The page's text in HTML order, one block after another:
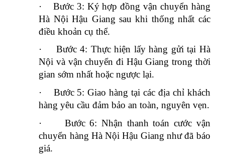
·
Bước 3: Ký hợp đồng vận chuyển hàng
Hà Nội Hậu Giang sau khi thống nhất các
điều khoản cụ thể.
·
Bước 4: Thực hiện lấy hàng gửi tại Hà
Nội và vận chuyển đi Hậu Giang trong thời
gian sớm nhất hoặc ngược lại.
·
Bước 5: Giao hàng tại các địa chỉ khách
hàng yêu cầu đảm bảo an toàn, nguyên vẹn.
·
Bước 6: Nhận thanh toán cước vận
chuyển hàng Hà Nội Hậu Giang như đã báo
giá.